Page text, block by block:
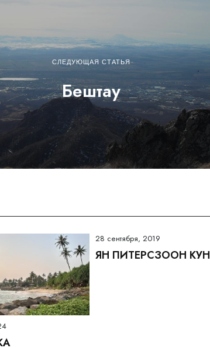
СЛЕДУЮЩАЯ СТАТЬЯ
Бештау
28 сентября, 2019
ЯН ПИТЕРСЗООН КУН